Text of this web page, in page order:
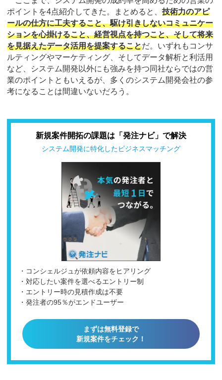
ポイントを4点紹介してきた。まとめると、 技術力のアピ
ールの仕方に工夫すること、駆け引きしないコミュニケー
ションを心掛けること、経営視点を持つこと、そして将来
を見据えたデータ活用を提案することだ。いずれもコンサ
ルティングやマーケティング、そしてデータ解析と利活用
など、システム開発以外にも強みを持つ同社ならではの営
業のポイントともいえるが、多くのシステム開発会社の参
考になることは間違いないだろう。
新規案件開拓の課題は「発注ナビ」で解決
システム開発に特化したビジネスマッチング
・コンシェルジュが依頼内容をヒアリング
・対応したい案件を選べるエントリー制
・エントリー時の見積作成は不要
・発注者の95％がエンドユーザー
まずは無料登録で
新規案件をチェック！